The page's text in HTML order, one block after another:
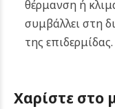
θέρμανση ή
συμβάλλει στη
της επιδερμίδας.
Χαρίστε στο